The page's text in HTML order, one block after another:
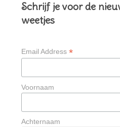
Schrijf je voor de
weetjes
Email Address *
Voornaam
Achternaam